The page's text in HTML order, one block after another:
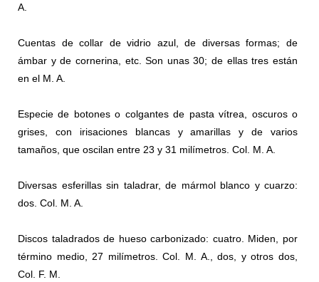
A.
Cuentas de collar de vidrio azul, de diversas formas; de
ámbar y de cornerina, etc. Son unas 30; de ellas tres están
en el M. A.
Especie de botones o colgantes de pasta vítrea, oscuros o
grises, con irisaciones blancas y amarillas y de varios
tamaños, que oscilan entre 23 y 31 milímetros. Col. M. A.
Diversas esferillas sin taladrar, de mármol blanco y cuarzo:
dos. Col. M. A.
Discos taladrados de hueso carbonizado: cuatro. Miden, por
término medio, 27 milímetros. Col. M. A., dos, y otros dos,
Col. F. M.